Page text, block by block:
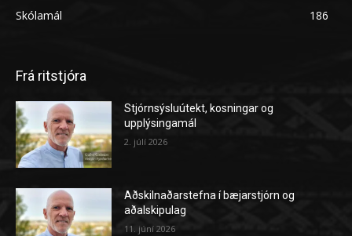
Skólamál
186
Frá ritstjóra
Stjórnsýsluútekt, kosningar og
upplýsingamál
2. júlí 2026
Aðskilnaðarstefna í bæjarstjórn og
aðalskipulag
11. júní 2026